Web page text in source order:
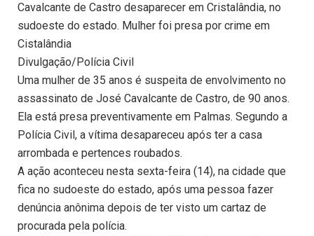
Cavalcante de Castro desaparecer em Cristalândia, no
sudoeste do estado. Mulher foi presa por crime em
Cistalândia
Divulgação/Polícia Civil
Uma mulher de 35 anos é suspeita de envolvimento no
assassinato de José Cavalcante de Castro, de 90 anos.
Ela está presa preventivamente em Palmas. Segundo a
Polícia Civil, a vítima desapareceu após ter a casa
arrombada e pertences roubados.
A ação aconteceu nesta sexta-feira (14), na cidade que
fica no sudoeste do estado, após uma pessoa fazer
denúncia anônima depois de ter visto um cartaz de
procurada pela polícia.